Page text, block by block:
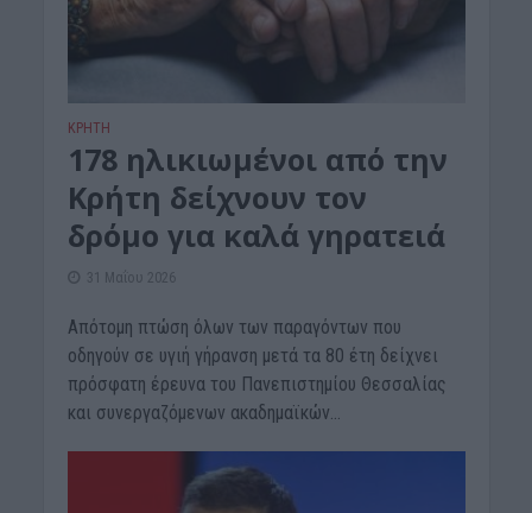
ΚΡΗΤΗ
178 ηλικιωμένοι από την
Κρήτη δείχνουν τον
δρόμο για καλά γηρατειά
31 Μαΐου 2026
Απότομη πτώση όλων των παραγόντων που
οδηγούν σε υγιή γήρανση μετά τα 80 έτη δείχνει
πρόσφατη έρευνα του Πανεπιστημίου Θεσσαλίας
και συνεργαζόμενων ακαδημαϊκών...